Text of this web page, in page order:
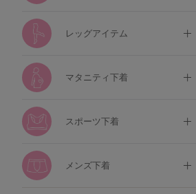
レッグアイテム
マタニティ下着
スポーツ下着
メンズ下着